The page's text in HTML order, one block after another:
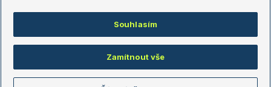
Copyright © 2008-2026 TenisPortal.cz. Využíváme zpravodajství ČTK.
Souhlasím
Zamítnout vše